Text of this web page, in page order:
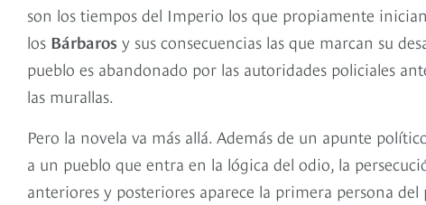
son los tiempos del Imperio los que propiamente
los Bárbaros y sus consecuencias las que marcan su
pueblo es abandonado por las autoridades policiales
las murallas.
Pero la novela va más allá. Además de un apunte
a un pueblo que entra en la lógica del odio, la
anteriores y posteriores aparece la primera persona